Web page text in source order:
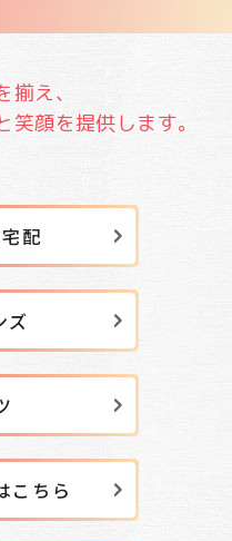
え、
笑顔を提供します。
配
ズ
こちら